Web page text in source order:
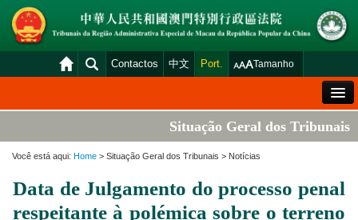
Contactos 中文 Port. Tamanho
Situação Geral dos Tribunais
Distribuição e Marcação
Situação Geral dos Tribunais
Você está aqui: Home > Situação Geral dos Tribunais > Notícias
Data de Julgamento do processo penal
respeitante à polémica sobre o terreno